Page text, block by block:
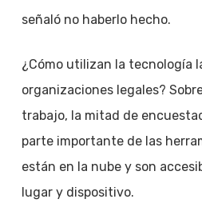
señaló no haberlo hecho.
¿Cómo utilizan la tecnología
organizaciones legales?
trabajo, la mitad de
parte importante de las
están en la nube y son
lugar y dispositivo.